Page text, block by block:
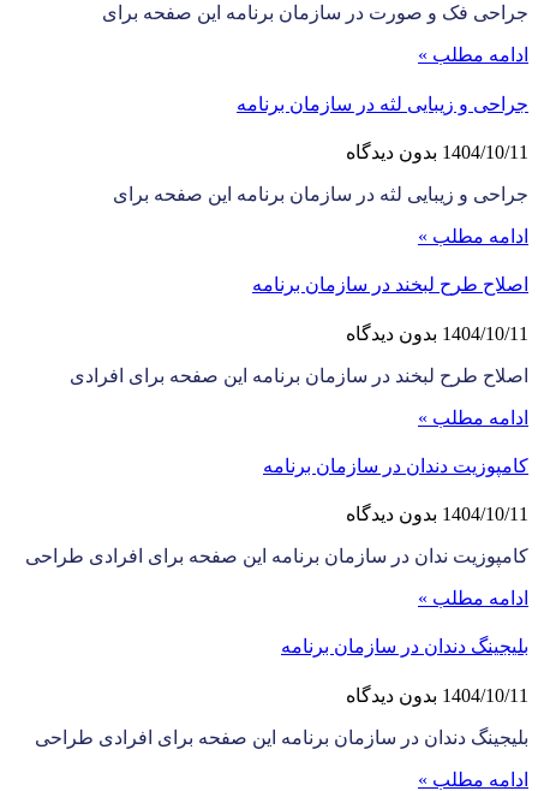
جراحی فک و صورت در سازمان برنامه این صفحه برای
ادامه مطلب »
جراحی و زیبایی لثه در سازمان برنامه
1404/10/11 بدون دیدگاه
جراحی و زیبایی لثه در سازمان برنامه این صفحه برای
ادامه مطلب »
اصلاح طرح لبخند در سازمان برنامه
1404/10/11 بدون دیدگاه
اصلاح طرح لبخند در سازمان برنامه این صفحه برای افرادی
ادامه مطلب »
کامپوزیت دندان در سازمان برنامه
1404/10/11 بدون دیدگاه
کامپوزیت ندان در سازمان برنامه این صفحه برای افرادی طراحی
ادامه مطلب »
بلیجینگ دندان در سازمان برنامه
1404/10/11 بدون دیدگاه
بلیجینگ دندان در سازمان برنامه این صفحه برای افرادی طراحی
ادامه مطلب »